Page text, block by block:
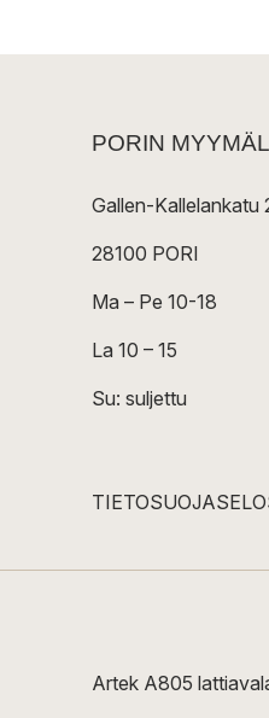
PORIN
Gallen-Kallelankatu
28100 PORI
Ma – Pe 10-18
La 10 – 15
Su: suljettu
Artek A805